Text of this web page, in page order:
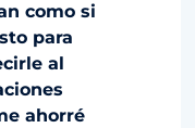
como si
para
al
ahorré